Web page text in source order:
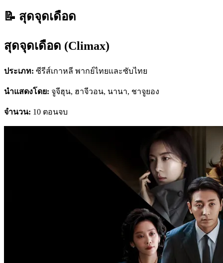
📝 สุดจุดเดือด
สุดจุดเดือด (Climax)
ประเภท: ซีรีส์เกาหลี พากย์ไทยและซับไทย
นำแสดงโดย: จูจีฮุน, ฮาจีวอน, นานา, ชาจูยอง
จำนวน: 10 ตอนจบ